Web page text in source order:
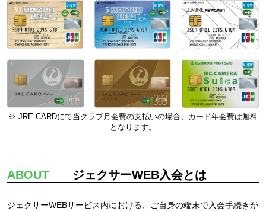
※ JRE CARDにて当クラブ月会費の支払いの場合、カード年会費は無料
となります。
ABOUT ジェクサーWEB入会とは
ジェクサーWEBサービス内における、ご自身の端末で入会手続きが